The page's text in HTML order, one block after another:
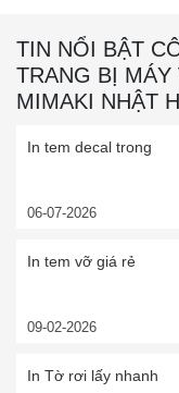
TIN NỔI BẬT
TRANG BỊ
MIMAKI NHẬT
In tem decal trong
06-07-2026
In tem vỡ giá rẻ
09-02-2026
In Tờ rơi lấy nhanh